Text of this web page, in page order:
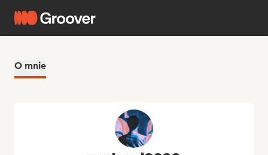
O mnie